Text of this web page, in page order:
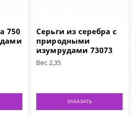
750
Серьги из серебра с
природными
изумрудами 73073
Вес 2,35
ЗАКАЗАТЬ